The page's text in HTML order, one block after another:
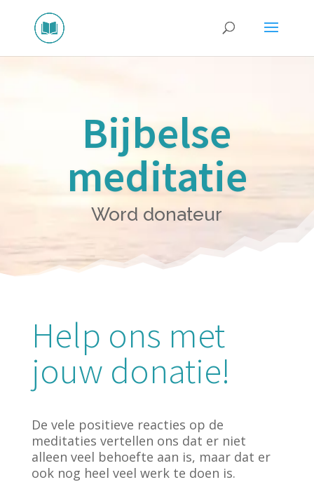
Bijbelse
meditatie
Word donateur
Help ons met
jouw donatie!
De vele positieve reacties op de
meditaties vertellen ons dat er niet
alleen veel behoefte aan is, maar dat er
ook nog heel veel werk te doen is.